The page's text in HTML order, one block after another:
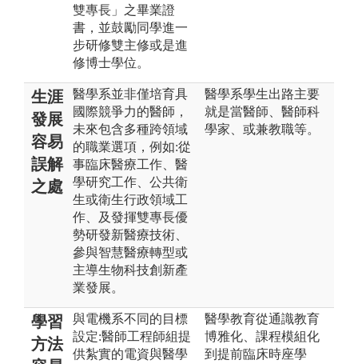
雙專長」之畢業證
書，並鼓勵同學進一
步研修雙主修或是進
修博士學位。
生涯
發展
容易
誤解
之處
醫學系並非僅培育具
國際競爭力的醫師，
未來包含多種跨領域
的職業選項，例如:從
事臨床醫療工作、醫
學研究工作、公共衛
生或衛生行政領域工
作、及發揮雙專長優
勢研發新醫療技術、
參與智慧醫療轉型或
主導生物科技創新產
業發展。
醫學系學生出路主要
就是當醫師、醫師科
學家、或兼教職等。
學習
方法
與電機系不同的目標
設定:醫師工程師組提
供紮實的電資與醫學
醫學教育從通識教育
博雅化、課程模組化
到提前臨床時座學